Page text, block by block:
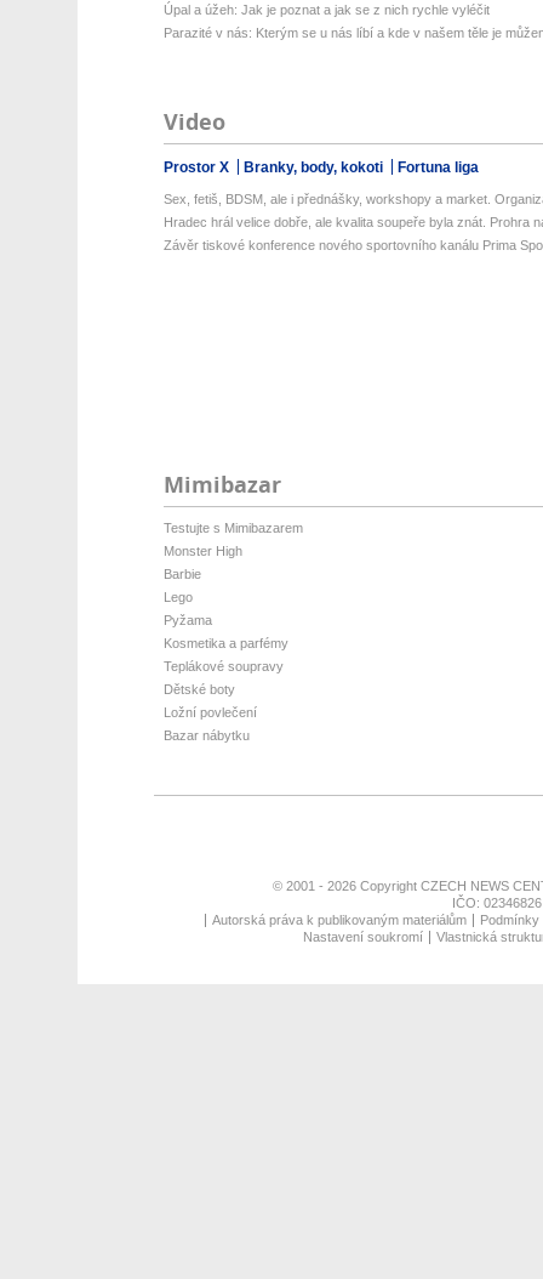
Úpal a úžeh: Jak je poznat a jak se z nich rychle vyléčit
Parazité v nás: Kterým se u nás líbí a kde v našem těle je
Video
Prostor X Branky, body, kokoti Fortuna liga
Sex, fetiš, BDSM, ale i přednášky, workshopy a market.
Hradec hrál velice dobře, ale kvalita soupeře byla znát. Prohra
Závěr tiskové konference nového sportovního kanálu Prima
Mimibazar
Testujte s Mimibazarem
Monster High
Barbie
Lego
Pyžama
Kosmetika a parfémy
Teplákové soupravy
Dětské boty
Ložní povlečení
Bazar nábytku
© 2001 - 2026 Copyright CZECH NEWS
IČO:
Autorská práva k publikovaným materiálům
Nastavení soukromí
Vlastnická